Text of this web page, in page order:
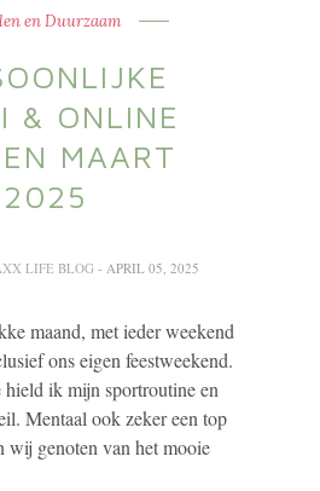
en Duurzaam
& ONLINE
MAART
2025
LIFE BLOG - APRIL 05, 2025
maand, met ieder weekend
ons eigen feestweekend.
ik mijn sportroutine en
Mentaal ook zeker een top
wij genoten van het mooie